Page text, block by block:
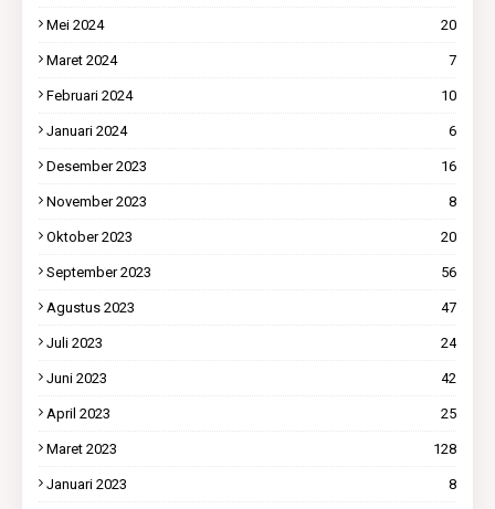
Mei 2024 20
Maret 2024 7
Februari 2024 10
Januari 2024 6
Desember 2023 16
November 2023 8
Oktober 2023 20
September 2023 56
Agustus 2023 47
Juli 2023 24
Juni 2023 42
April 2023 25
Maret 2023 128
Januari 2023 8